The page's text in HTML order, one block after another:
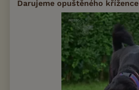
Darujeme opuštěného křížence